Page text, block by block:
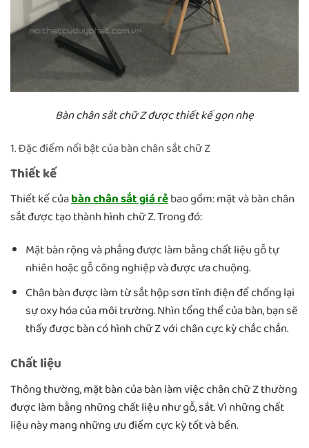
Bàn chân sắt chữ Z được thiết kế gọn nhẹ
1. Đặc điểm nổi bật của bàn chân sắt chữ Z
Thiết kế
Thiết kế củabàn chân sắt giá rẻbao gồm: mặt và bàn chân
sắt được tạo thành hình chữ Z. Trong đó:
Mặt bàn rộng và phẳng được làm bằng chất liệu gỗ tự
nhiên hoặc gỗ công nghiệp và được ưa chuộng.
Chân bàn được làm từ sắt hộp sơn tĩnh điện để chống lại
sự oxy hóa của môi trường. Nhìn tổng thể của bàn, bạn sẽ
thấy được bàn có hình chữ Z với chân cực kỳ chắc chắn.
Chất liệu
Thông thường, mặt bàn của bàn làm việc chân chữ Z thường
được làm bằng những chất liệu như gỗ, sắt. Vì những chất
liệu này mang những ưu điểm cực kỳ tốt và bền.